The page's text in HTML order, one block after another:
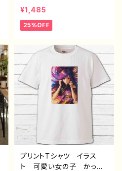
かわいい おしゃれ イラ
スト ブタ 動物 ゆるか
わ ゆるい ユニーク ネ
ー おすすめ 個性的 人
気 イラストレーター クリ
エイター 絵師 オリジナ
ル デザイン グッズ 半
袖シャツ デザイン コラ
ボ タイトル：豚王族（ホワ
¥1,485
25%OFF
プリントTシャツ イラス
ト 可愛い女の子 かっこ